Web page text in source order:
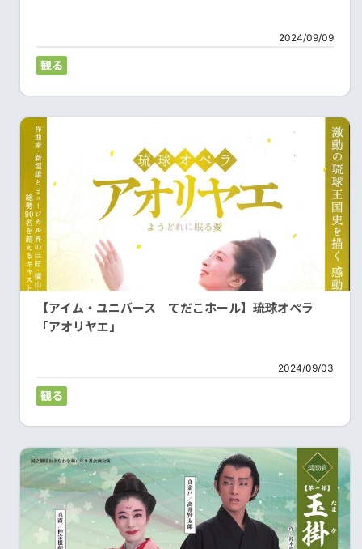
2024/09/09
観る
【アイム・ユニバース てだこホール】琉球オペラ
「アオリヤエ」
2024/09/03
観る